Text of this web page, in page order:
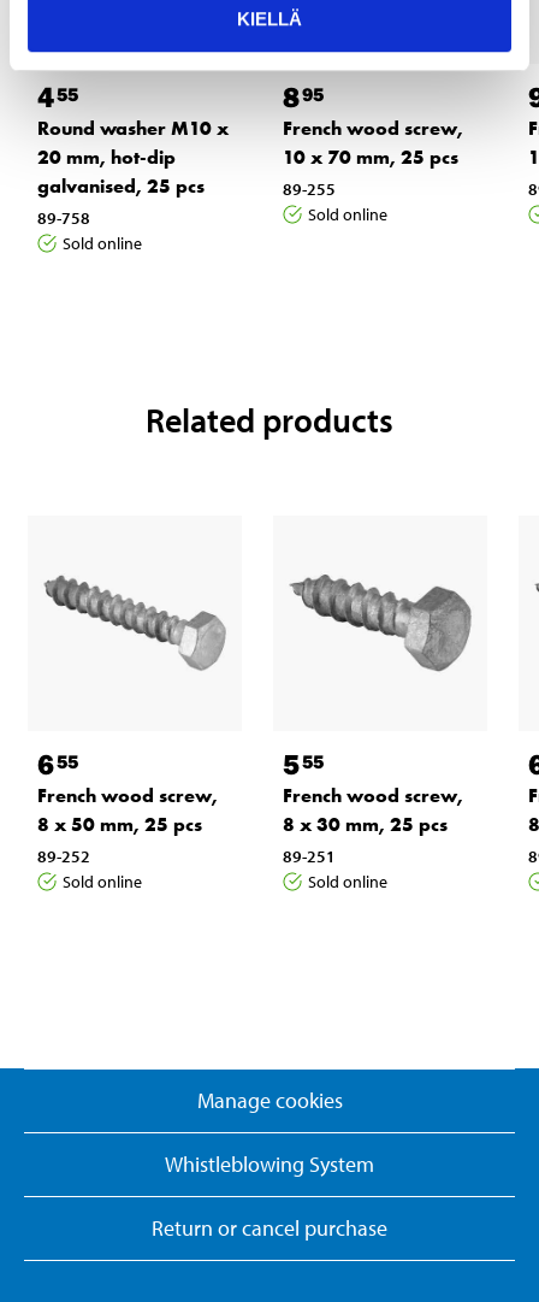
KIELLÄ
455
Round washer M10 x
20 mm, hot-dip
galvanised, 25 pcs
89-758
Sold online
895
French wood screw,
10 x 70 mm, 25 pcs
89-255
Sold online
Related products
655
French wood screw,
8 x 50 mm, 25 pcs
89-252
Sold online
555
French wood screw,
8 x 30 mm, 25 pcs
89-251
Sold online
Manage cookies
Whistleblowing System
Return or cancel purchase